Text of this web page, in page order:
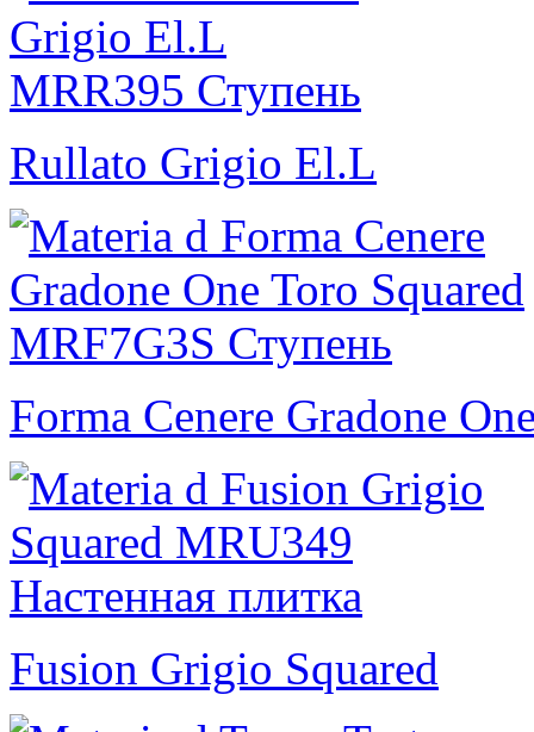
Rullato Grigio El.L
Forma Cenere Gradone
Fusion Grigio Squared